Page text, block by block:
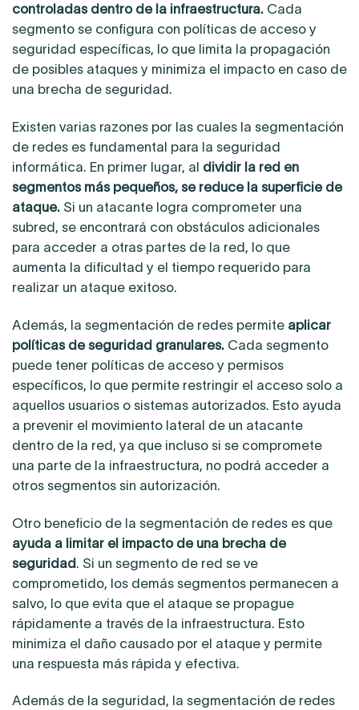
controladas dentro de la infraestructura. Cada
segmento se configura con políticas de acceso y
seguridad específicas, lo que limita la propagación
de posibles ataques y minimiza el impacto en caso de
una brecha de seguridad.
Existen varias razones por las cuales la segmentación
de redes es fundamental para la seguridad
informática. En primer lugar, al dividir la red en
segmentos más pequeños, se reduce la superficie de
ataque. Si un atacante logra comprometer una
subred, se encontrará con obstáculos adicionales
para acceder a otras partes de la red, lo que
aumenta la dificultad y el tiempo requerido para
realizar un ataque exitoso.
Además, la segmentación de redes permite aplicar
políticas de seguridad granulares. Cada segmento
puede tener políticas de acceso y permisos
específicos, lo que permite restringir el acceso solo a
aquellos usuarios o sistemas autorizados. Esto ayuda
a prevenir el movimiento lateral de un atacante
dentro de la red, ya que incluso si se compromete
una parte de la infraestructura, no podrá acceder a
otros segmentos sin autorización.
Otro beneficio de la segmentación de redes es que
ayuda a limitar el impacto de una brecha de
seguridad . Si un segmento de red se ve
comprometido, los demás segmentos permanecen a
salvo, lo que evita que el ataque se propague
rápidamente a través de la infraestructura. Esto
minimiza el daño causado por el ataque y permite
una respuesta más rápida y efectiva.
Además de la seguridad, la segmentación de redes